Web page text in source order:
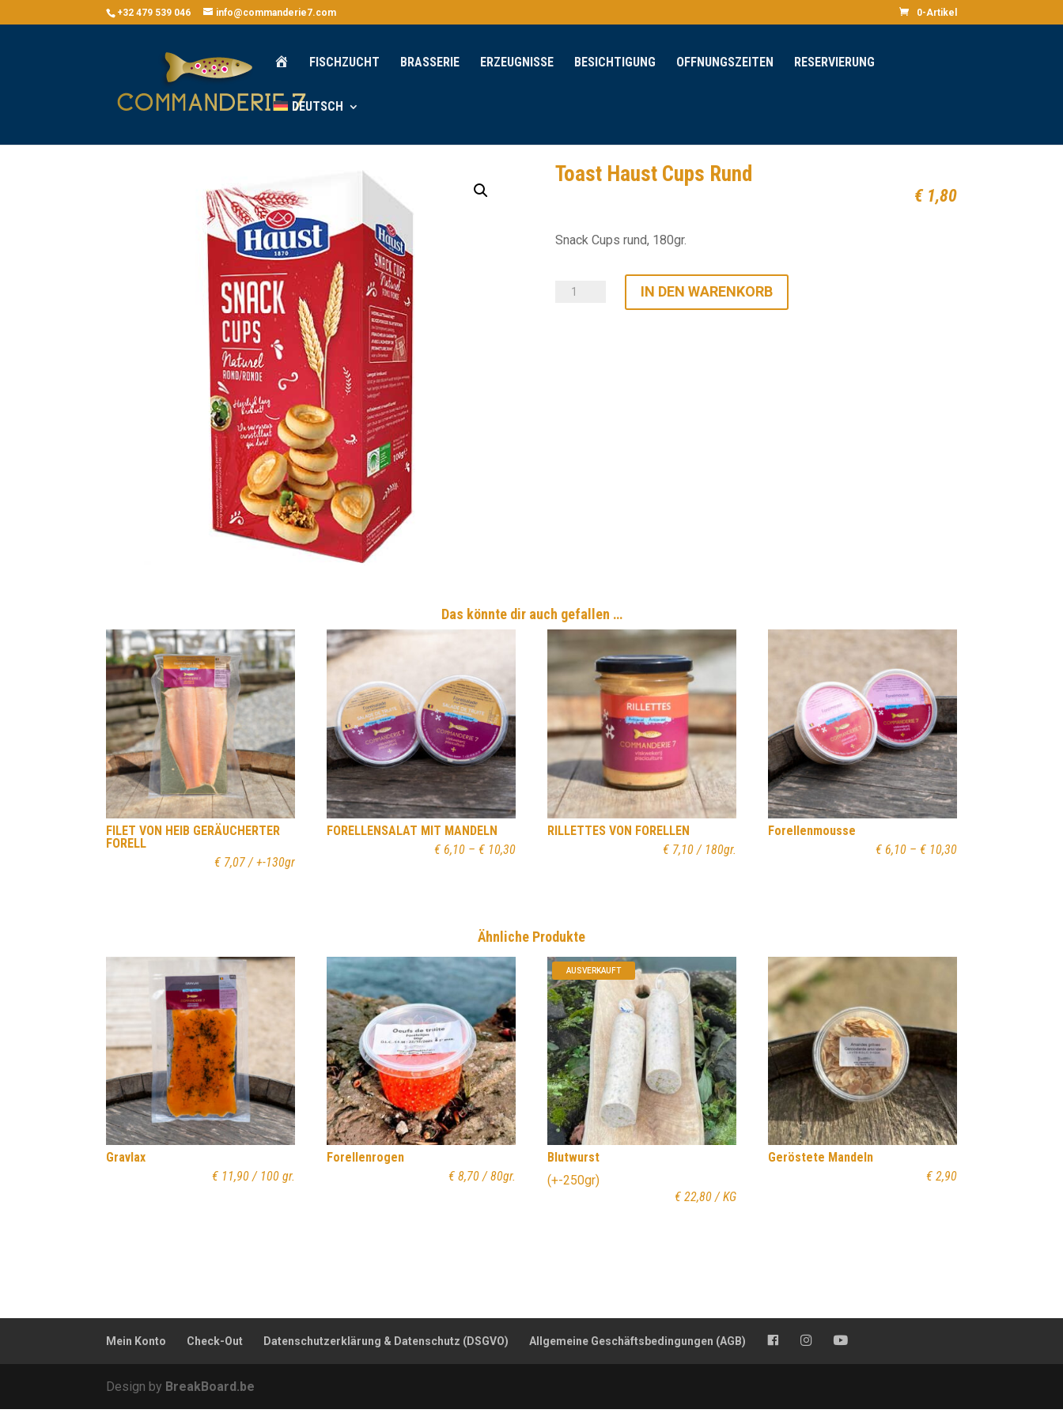
+32 479 539 046 info@commanderie7.com 0-Artikel
L
K
E
FISCHZUCHT BRASSERIE ERZEUGNISSE BESICHTIGUNG OFFNUNGSZEITEN RESERVIERUNG
DEUTSCH
Toast Haust Cups Rund
€1,80
Snack Cups rund, 180gr.
Toast
IN DEN WARENKORB
Das könnte dir auch gefallen …
FILET VON HEIB GERÄUCHERTER
FORELL
€7,07 / +-130gr
FORELLENSALAT MIT MANDELN
€6,10 – €10,30Preisspanne:
RILLETTES VON FORELLEN
€7,10 / 180gr.
Forellenmousse
€6,10 – €10,30Preisspanne:
Ähnliche Produkte
Gravlax
€11,90 / 100 gr.
Forellenrogen
€8,70 / 80gr.
AUSVERKAUFT
Blutwurst
(+-250gr)
€22,80 / KG
Geröstete Mandeln
€2,90
Mein Konto Check-Out Datenschutzerklärung & Datenschutz (DSGVO) Allgemeine Geschäftsbedingungen (AGB) Insta YT
Design by BreakBoard.be